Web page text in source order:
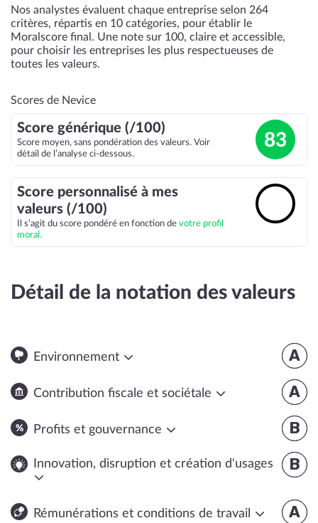
Nos analystes évaluent chaque entreprise selon 264
critères, répartis en 10 catégories, pour établir le
Moralscore final. Une note sur 100, claire et accessible,
pour choisir les entreprises les plus respectueuses de
toutes les valeurs.
Scores de Nevice
Score générique (/100)
Score moyen, sans pondération des valeurs. Voir
détail de l’analyse ci-dessous.
83
Score personnalisé à mes
valeurs (/100)
Il s’agit du score pondéré en fonction de votre profil
moral.
Détail de la notation des valeurs
A
Environnement
A
Contribution fiscale et sociétale
B
Profits et gouvernance
B
Innovation, disruption et création d'usages
A
Rémunérations et conditions de travail